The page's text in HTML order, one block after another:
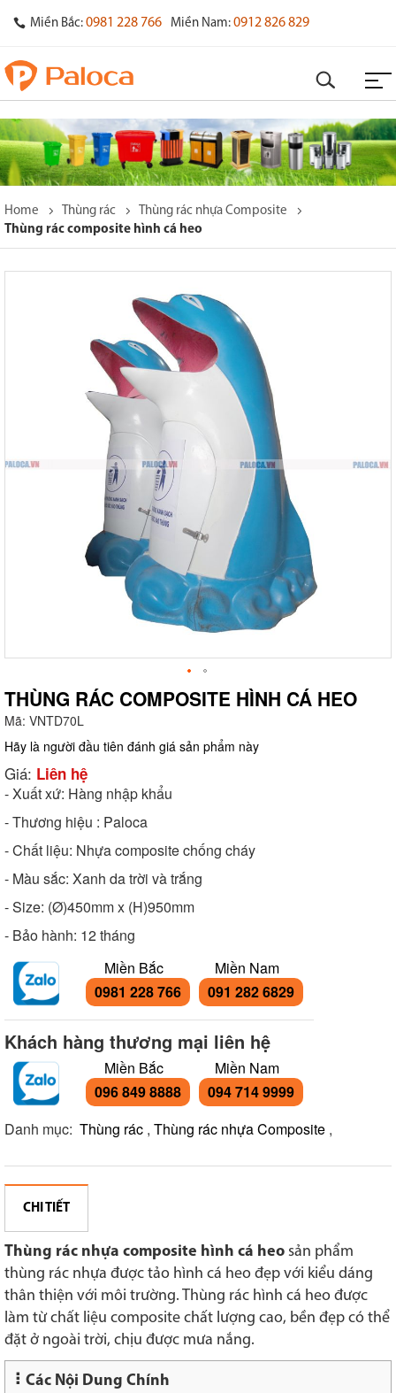
Miền Bắc: 0981 228 766 Miền Nam: 0912 826 829
Home Thùng rác
Thùng rác nhựa Composite
Thùng rác composite hình cá heo
THÙNG RÁC COMPOSITE HÌNH CÁ HEO
Mã: VNTD70L
Hãy là người đầu tiên đánh giá sản phẩm này
Giá: Liên hệ
- Xuất xứ: Hàng nhập khẩu
- Thương hiệu : Paloca
- Chất liệu: Nhựa composite chống cháy
- Màu sắc: Xanh da trời và trắng
- Size: (Ø)450mm x (H)950mm
- Bảo hành: 12 tháng
Miền Bắc
0981 228 766
Miền Nam
091 282 6829
Khách hàng thương mại liên hệ
Miền Bắc
096 849 8888
Miền Nam
094 714 9999
Danh mục: Thùng rác , Thùng rác nhựa Composite ,
CHI TIẾT
Thùng rác nhựa composite hình cá heo sản phẩm
thùng rác nhựa được tảo hình cá heo đẹp với kiểu dáng
thân thiện với môi trường. Thùng rác hình cá heo được
làm từ chất liệu composite chất lượng cao, bền đẹp có thể
đặt ở ngoài trời, chịu được mưa nắng.
Các Nội Dung Chính